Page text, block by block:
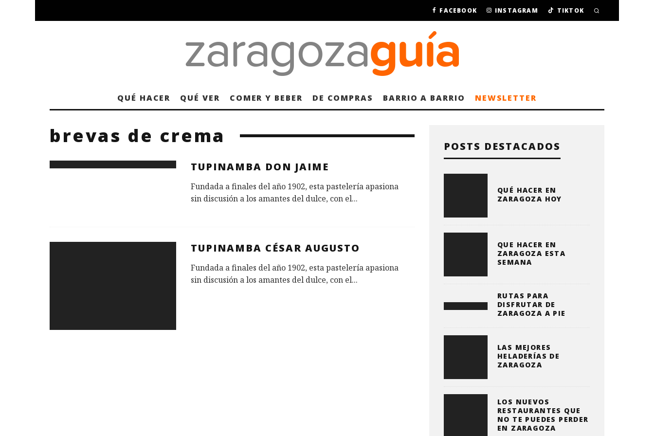
FACEBOOK INSTAGRAM TIKTOK
QUÉ HACER QUÉ VER COMER Y BEBER DE COMPRAS BARRIO A BARRIO NEWSLETTER
brevas de crema
TUPINAMBA DON JAIME
Fundada a finales del año 1902, esta pastelería apasiona
sin discusión a los amantes del dulce, con el...
TUPINAMBA CÉSAR AUGUSTO
Fundada a finales del año 1902, esta pastelería apasiona
sin discusión a los amantes del dulce, con el...
POSTS DESTACADOS
QUÉ HACER EN
ZARAGOZA HOY
QUE HACER EN
ZARAGOZA ESTA
SEMANA
RUTAS PARA
DISFRUTAR DE
ZARAGOZA A PIE
LAS MEJORES
HELADERÍAS DE
ZARAGOZA
LOS NUEVOS
RESTAURANTES QUE
NO TE PUEDES PERDER
EN ZARAGOZA